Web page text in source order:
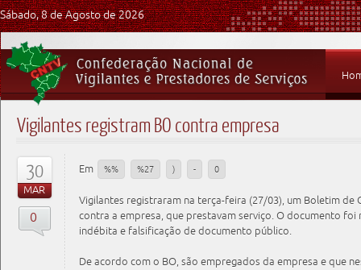
Sábado, 8 de Agosto de 2026
Vigilantes registram BO contra empresa
30
MAR
0
Em %% %27 ) - 0
Vigilantes registraram na terça-feira (27/03), um Boletim de
contra a empresa, que prestavam serviço. O documento
indébita e falsificação de documento público.
De acordo com o BO, são empregados da empresa e que